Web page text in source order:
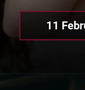
11